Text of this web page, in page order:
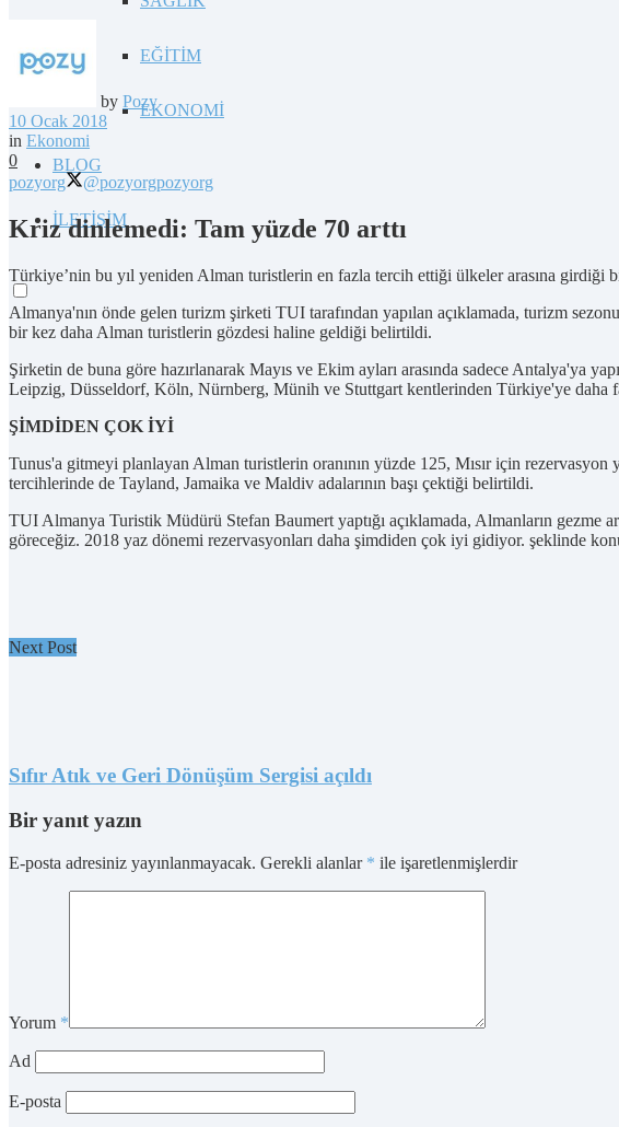
EĞİTİM
EKONOMİ
BLOG
İLETİŞİM
by Pozy
10 Ocak 2018
in Ekonomi
0
pozyorg
@pozyorgpozyorg
Kriz dinlemedi: Tam yüzde 70 arttı
Türkiye’nin bu yıl yeniden Alman turistlerin en fazla tercih ettiği ülkeler arasına girdiği
Almanya'nın önde gelen turizm şirketi TUI tarafından yapılan açıklamada, turizm
bir kez daha Alman turistlerin gözdesi haline geldiği belirtildi.
Şirketin de buna göre hazırlanarak Mayıs ve Ekim ayları arasında sadece Antalya'ya
Leipzig, Düsseldorf, Köln, Nürnberg, Münih ve Stuttgart kentlerinden Türkiye'ye daha
ŞİMDİDEN ÇOK İYİ
Tunus'a gitmeyi planlayan Alman turistlerin oranının yüzde 125, Mısır için
tercihlerinde de Tayland, Jamaika ve Maldiv adalarının başı çektiği belirtildi.
TUI Almanya Turistik Müdürü Stefan Baumert yaptığı açıklamada, Almanların
göreceğiz. 2018 yaz dönemi rezervasyonları daha şimdiden çok iyi gidiyor. şeklinde
Next Post
Sıfır Atık ve Geri Dönüşüm Sergisi açıldı
Bir yanıt yazın
E-posta adresiniz yayınlanmayacak. Gerekli alanlar * ile işaretlenmişlerdir
Yorum *
Ad
E-posta